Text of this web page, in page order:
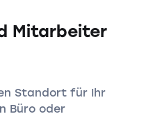
Mitarbeiter
Standort für Ihr
Büro oder